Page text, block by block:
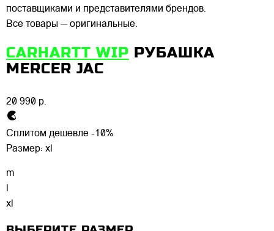
поставщиками и представителями брендов.
Все товары — оригинальные.
CARHARTT WIP РУБАШКА
MERCER JAC
20 990 р.
Сплитом дешевле -10%
Размер: xl
m
xl